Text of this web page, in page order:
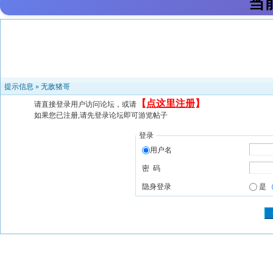
提示信息 » 无敌猪哥
请直接登录用户访问论坛，或请 【 点这里注册】
如果您已注册,请先登录论坛即可游览帖子
登录
用户名
密 码
隐身登录 是